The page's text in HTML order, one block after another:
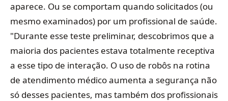
aparece. Ou se comportam quando solicitados (ou
mesmo examinados) por um profissional de saúde.
"Durante esse teste preliminar, descobrimos que a
maioria dos pacientes estava totalmente receptiva
a esse tipo de interação. O uso de robôs na rotina
de atendimento médico aumenta a segurança não
só desses pacientes, mas também dos profissionais